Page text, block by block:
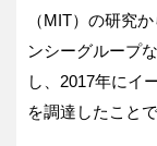
（MIT）の研究
ンシーグループ
し、2017年にイ
を調達したこと